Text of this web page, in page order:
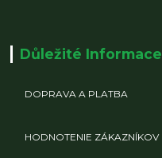
Důležité Informace
DOPRAVA A PLATBA
HODNOTENIE ZÁKAZNÍKOV